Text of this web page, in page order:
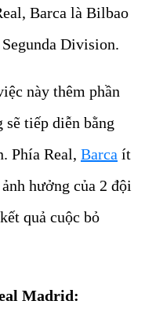
Barca là Bilbao
Division.
này thêm phần
tiếp diễn bằng
Phía Real, Barca ít
hưởng của 2 đội
quả cuộc bỏ
Madrid: